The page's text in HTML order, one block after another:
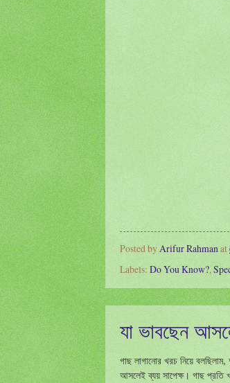
Posted by Arifur Rahmanat
Labels: Do You Know?,
যা ভাবছেন
গাছ লাগানোর খরচ নিয়ে
আসলেই ব্যয় সাপেক্ষ। গাছ প্রতি